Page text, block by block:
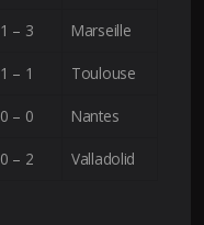
1 – 3 Marseille
1 – 1 Toulouse
0 – 0 Nantes
0 – 2 Valladolid